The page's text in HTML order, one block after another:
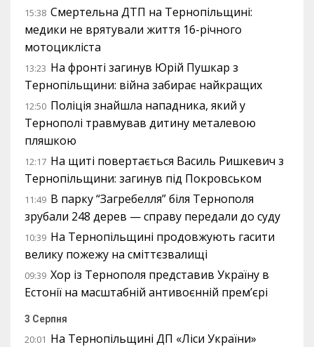
15:38 Смертельна ДТП на Тернопільщині:
медики не врятували життя 16-річного
мотоцикліста
13:23 На фронті загинув Юрій Пушкар з
Тернопільщини: війна забирає найкращих
12:50 Поліція знайшла нападника, який у
Тернополі травмував дитину металевою
пляшкою
12:17 На щиті повертається Василь Ришкевич з
Тернопільщини: загинув під Покровськом
11:49 В парку “Загребелля” біля Тернополя
зрубали 248 дерев — справу передали до суду
10:39 На Тернопільщині продовжують гасити
велику пожежу на сміттєзвалищі
09:39 Хор із Тернополя представив Україну в
Естонії на масштабній антивоєнній прем’єрі
3 Серпня
20:01 На Тернопільщині ДП «Ліси України»